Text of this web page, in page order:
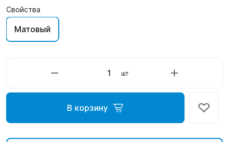
Свойства
Матовый
шт
В корзину